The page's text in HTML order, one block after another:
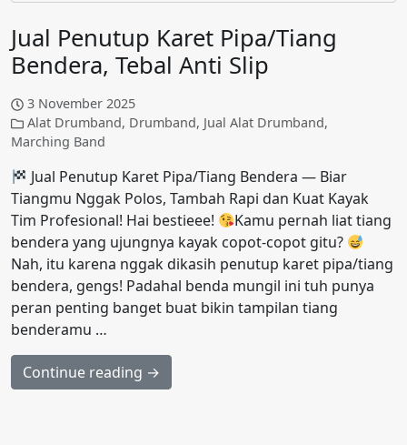
Jual Penutup Karet Pipa/Tiang
Bendera, Tebal Anti Slip
3 November 2025
Alat Drumband, Drumband, Jual Alat Drumband,
Marching Band
Jual Penutup Karet Pipa/Tiang Bendera — Biar
Tiangmu Nggak Polos, Tambah Rapi dan Kuat Kayak
Tim Profesional! Hai bestieee!
Kamu pernah liat tiang
bendera yang ujungnya kayak copot-copot gitu?
Nah, itu karena nggak dikasih penutup karet pipa/tiang
bendera, gengs! Padahal benda mungil ini tuh punya
peran penting banget buat bikin tampilan tiang
benderamu …
Continue reading →